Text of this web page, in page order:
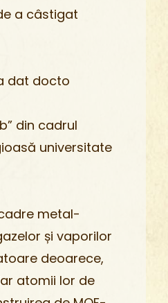
a câstigat
dat docto
din cadrul
universitate
metal-
și vaporilor
deoarece,
atomii lor de